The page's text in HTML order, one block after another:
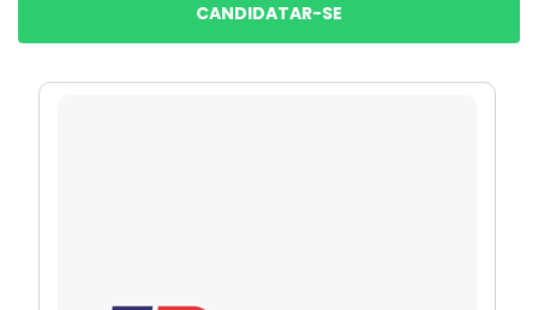
CANDIDATAR-SE